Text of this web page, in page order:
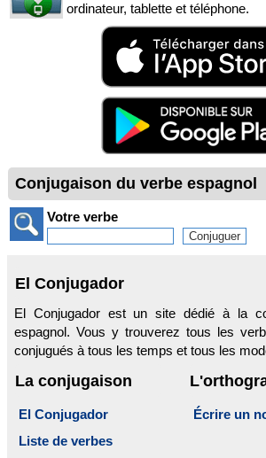
ordinateur, tablette et téléphone.
Conjugaison du verbe espagnol
Votre verbe
El Conjugador
El Conjugador est un site dédié à la
espagnol. Vous y trouverez tous les
conjugués à tous les temps et tous les
La conjugaison
El Conjugador
Liste de verbes
Écrire un